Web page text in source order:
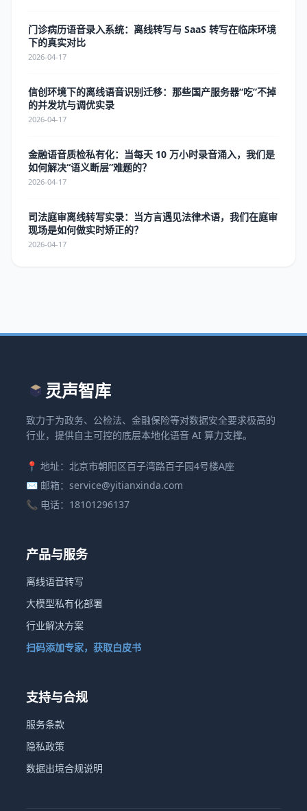
门诊病历语音录入系统：离线转写与 SaaS 转写在临床环境
下的真实对比
2026-04-17
信创环境下的离线语音识别迁移：那些国产服务器“吃”不掉
的并发坑与调优实录
2026-04-17
金融语音质检私有化：当每天 10 万小时录音涌入，我们是
如何解决“语义断层”难题的？
2026-04-17
司法庭审离线转写实录：当方言遇见法律术语，我们在庭审
现场是如何做实时矫正的？
2026-04-17
灵声智库
致力于为政务、公检法、金融保险等对数据安全要求极高的
行业，提供自主可控的底层本地化语音 AI 算力支撑。
📍 地址：北京市朝阳区百子湾路百子园4号楼A座
✉️ 邮箱：service@yitianxinda.com
📞 电话：18101296137
产品与服务
离线语音转写
大模型私有化部署
行业解决方案
扫码添加专家，获取白皮书
支持与合规
服务条款
隐私政策
数据出境合规说明